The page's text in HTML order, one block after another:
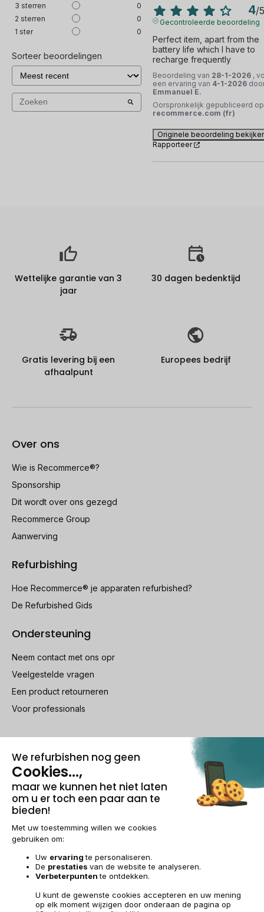
3 sterren
0
2 sterren
0
1 ster 0
Sorteer beoordelingen
4/5
Gecontroleerde beoordeling
Perfect item, apart from the
battery life which I have to
recharge frequently
Beoordeling van 28-1-2026 ,
een ervaring van 4-1-2026
Emmanuel E.
Oorspronkelijk gepubliceerd op
recommerce.com (fr)
Originele beoordeling
Rapporteer
Wettelijke garantie van 3
jaar
30 dagen bedenktijd
Gratis levering bij een
afhaalpunt
Europees bedrijf
Over ons
Wie is Recommerce®?
Sponsorship
Dit wordt over ons gezegd
Recommerce Group
Aanwerving
Refurbishing
Hoe Recommerce® je apparaten refurbished?
De Refurbished Gids
Ondersteuning
Neem contact met ons opr
Veelgestelde vragen
Een product retourneren
Voor professionals
100% beveiligde betaling
Wettelijke vermeldingen & AGBeheer van cookies
Algemene verkoopvoorwaarden
Toegankelijkheid